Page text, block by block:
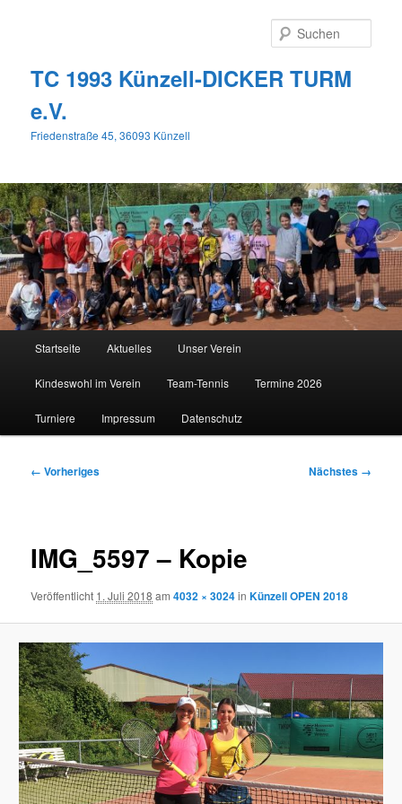
TC 1993 Künzell-DICKER TURM
e.V.
Friedenstraße 45, 36093 Künzell
Startseite Aktuelles Unser Verein
Kindeswohl im Verein Team-Tennis Termine 2026
Turniere Impressum Datenschutz
Bilder-
← Vorheriges Nächstes →
IMG_5597 – Kopie
Veröffentlicht 1. Juli 2018 am4032 × 3024inKünzell OPEN 2018